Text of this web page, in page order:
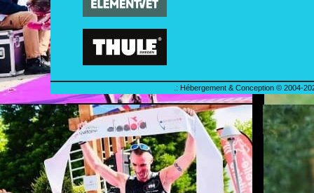
.: Hébergement & Conception © 2004-